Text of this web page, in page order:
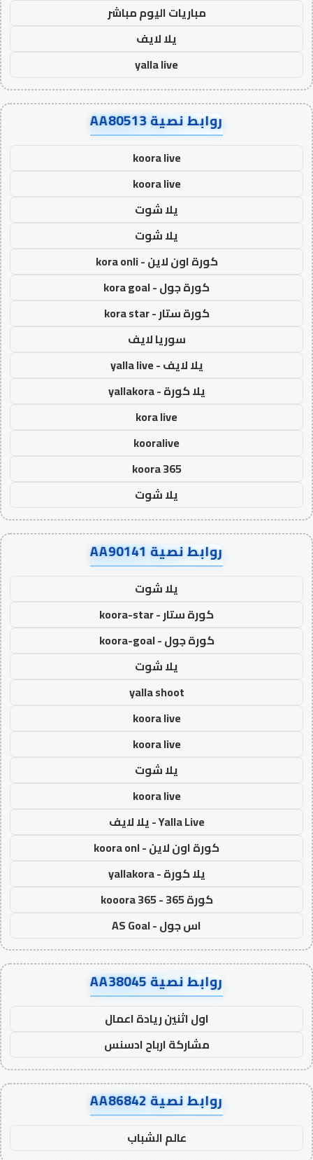
مباريات اليوم مباشر
يلا لايف
yalla live
روابط نصية AA80513
koora live
koora live
يلا شوت
يلا شوت
كورة اون لاين - kora onli
كورة جول - kora goal
كورة ستار - kora star
سوريا لايف
يلا لايف - yalla live
يلا كورة - yallakora
kora live
kooralive
koora 365
يلا شوت
روابط نصية AA90141
يلا شوت
كورة ستار - koora-star
كورة جول - koora-goal
يلا شوت
yalla shoot
koora live
koora live
يلا شوت
koora live
Yalla Live - يلا لايف
كورة اون لاين - koora onl
يلا كورة - yallakora
كورة 365 - kooora 365
اس جول - AS Goal
روابط نصية AA38045
اول اثنين ريادة اعمال
مشاركة ارباح ادسنس
روابط نصية AA86842
عالم الشباب